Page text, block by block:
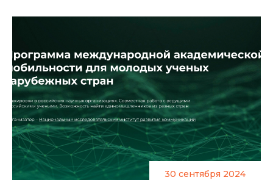
30 сентября 2024